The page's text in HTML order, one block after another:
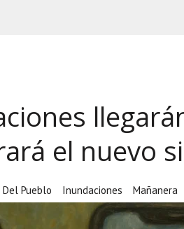
MIENTRAS EL HUACHICOL FISCAL
REFORESTACIÓN, VIVIENDA Y DEBATE
el nuevo
Pueblo Inundaciones Mañanera